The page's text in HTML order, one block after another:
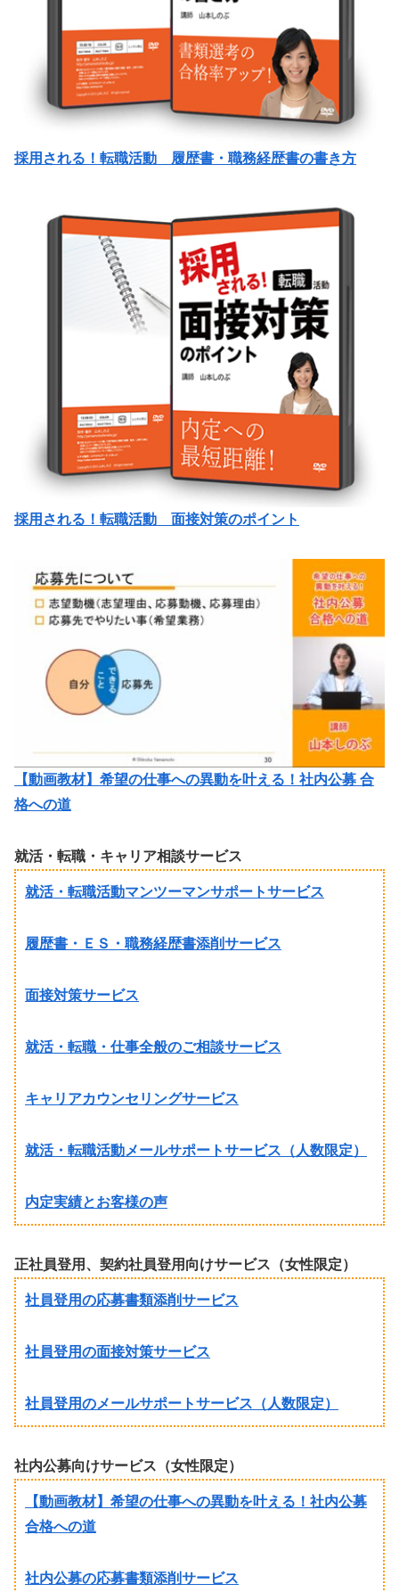
採用される！転職活動 履歴書・職務経歴書の書き方
採用される！転職活動 面接対策のポイント
【動画教材】希望の仕事への異動を叶える！社内公募 合
格への道
就活・転職・キャリア相談サービス
就活・転職活動マンツーマンサポートサービス
履歴書・ＥＳ・職務経歴書添削サービス
面接対策サービス
就活・転職・仕事全般のご相談サービス
キャリアカウンセリングサービス
就活・転職活動メールサポートサービス（人数限定）
内定実績とお客様の声
正社員登用、契約社員登用向けサービス（女性限定）
社員登用の応募書類添削サービス
社員登用の面接対策サービス
社員登用のメールサポートサービス（人数限定）
社内公募向けサービス（女性限定）
【動画教材】希望の仕事への異動を叶える！社内公募
合格への道
社内公募の応募書類添削サービス